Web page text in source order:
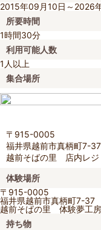
2015年09月10日～2026
所要時間
1時間30分
利用可能人数
1人以上
集合場所
〒915-0005
福井県越前市真柄町7-37
越前そばの里 店内レジ
体験場所
〒915-0005
福井県越前市真柄町7-37
越前そばの里 体験夢工房
持ち物